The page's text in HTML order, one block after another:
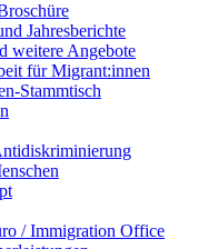
Jahresberichte
weitere Angebote
für Migrant:innen
Stammtisch
/ Immigration Office